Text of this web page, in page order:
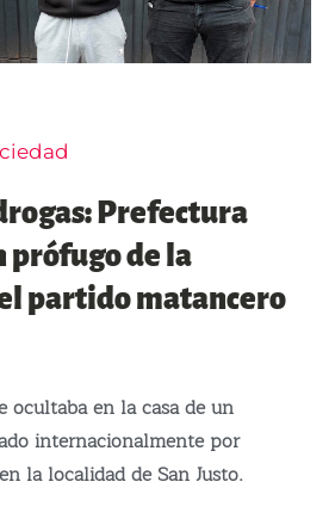
Prefectura
prófugo de la
partido matancero
ocultaba en la casa de un
internacionalmente por
la localidad de San Justo.